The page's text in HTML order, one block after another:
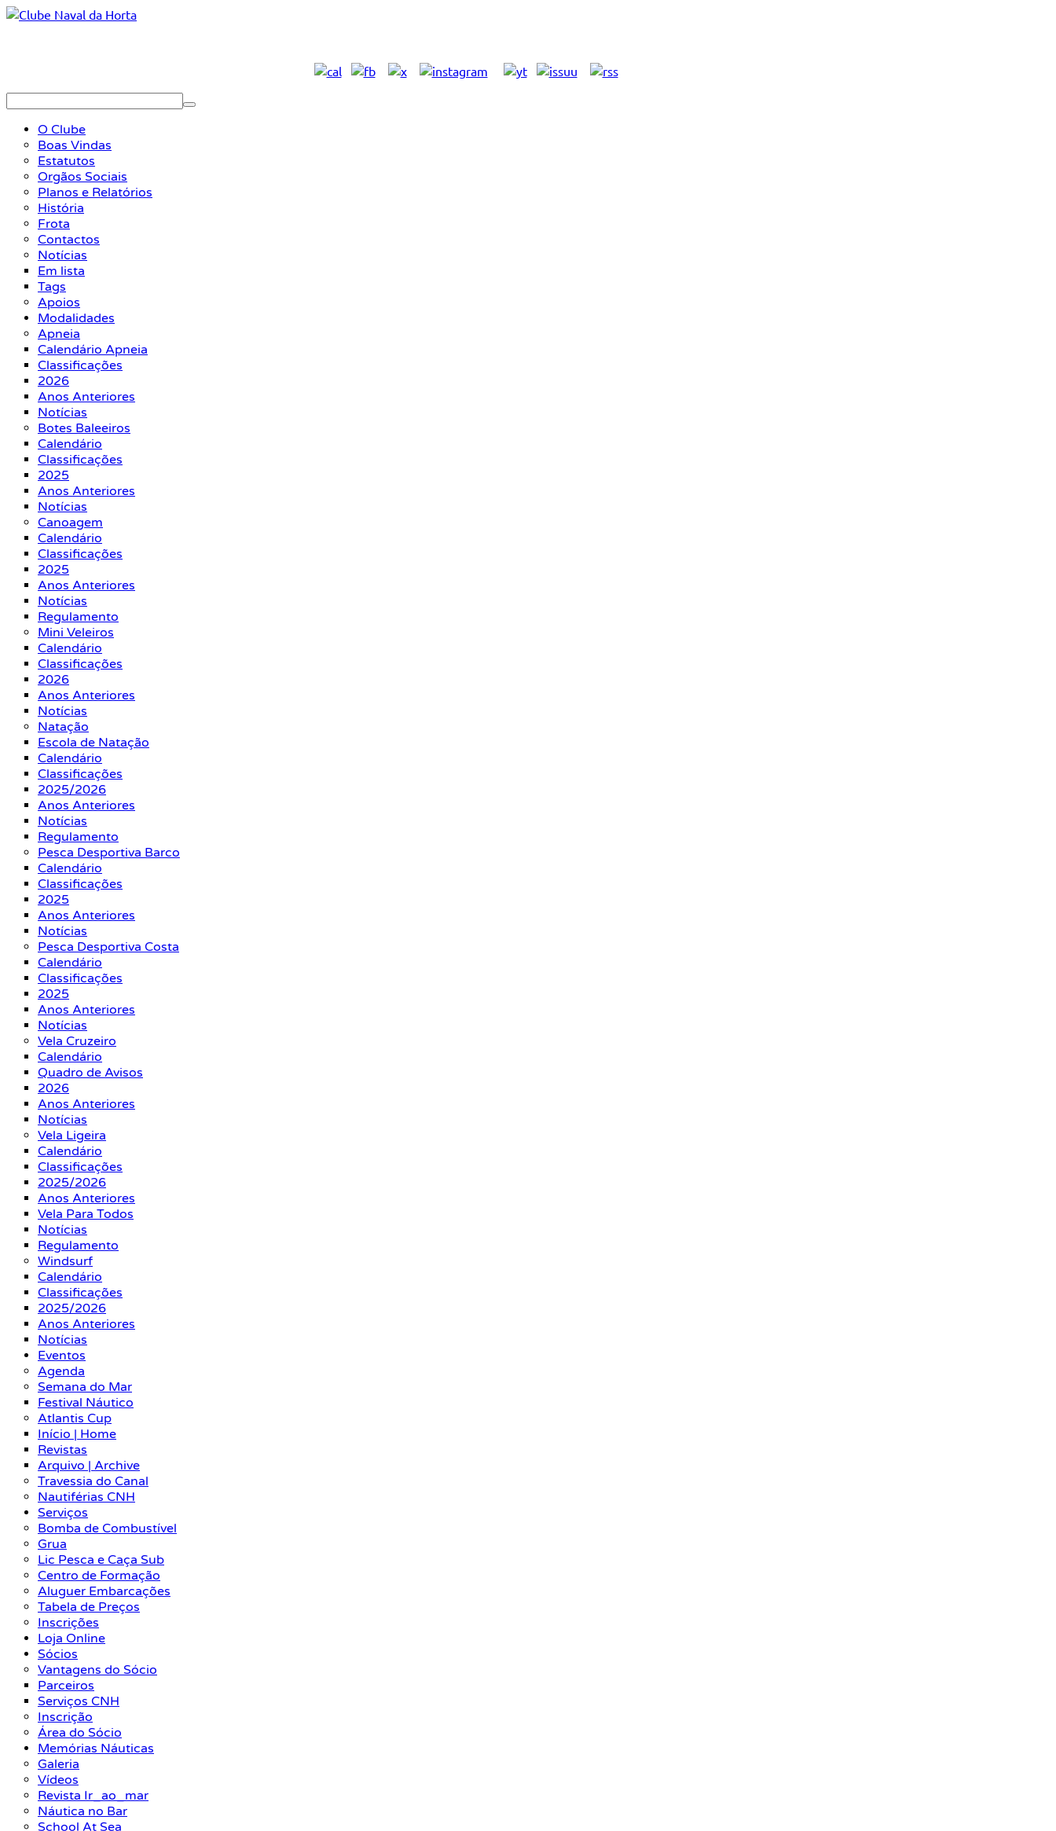
O Clube
Boas Vindas
Estatutos
Orgãos Sociais
Planos e Relatórios
História
Frota
Contactos
Notícias
Em lista
Tags
Apoios
Modalidades
Apneia
Calendário Apneia
Classificações
2026
Anos Anteriores
Notícias
Botes Baleeiros
Calendário
Classificações
2025
Anos Anteriores
Notícias
Canoagem
Calendário
Classificações
2025
Anos Anteriores
Notícias
Regulamento
Mini Veleiros
Calendário
Classificações
2026
Anos Anteriores
Notícias
Natação
Escola de Natação
Calendário
Classificações
2025/2026
Anos Anteriores
Notícias
Regulamento
Pesca Desportiva Barco
Calendário
Classificações
2025
Anos Anteriores
Notícias
Pesca Desportiva Costa
Calendário
Classificações
2025
Anos Anteriores
Notícias
Vela Cruzeiro
Calendário
Quadro de Avisos
2026
Anos Anteriores
Notícias
Vela Ligeira
Calendário
Classificações
2025/2026
Anos Anteriores
Vela Para Todos
Notícias
Regulamento
Windsurf
Calendário
Classificações
2025/2026
Anos Anteriores
Notícias
Eventos
Agenda
Semana do Mar
Festival Náutico
Atlantis Cup
Início | Home
Revistas
Arquivo | Archive
Travessia do Canal
Nautiférias CNH
Serviços
Bomba de Combustível
Grua
Lic Pesca e Caça Sub
Centro de Formação
Aluguer Embarcações
Tabela de Preços
Inscrições
Loja Online
Sócios
Vantagens do Sócio
Parceiros
Serviços CNH
Inscrição
Área do Sócio
Memórias Náuticas
Galeria
Vídeos
Revista Ir_ao_mar
Náutica no Bar
School At Sea